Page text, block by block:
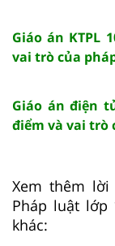
Giáo án KTPL
vai trò của
Giáo án điện
điểm và vai trò
Xem thêm
Pháp luật lớp
khác: